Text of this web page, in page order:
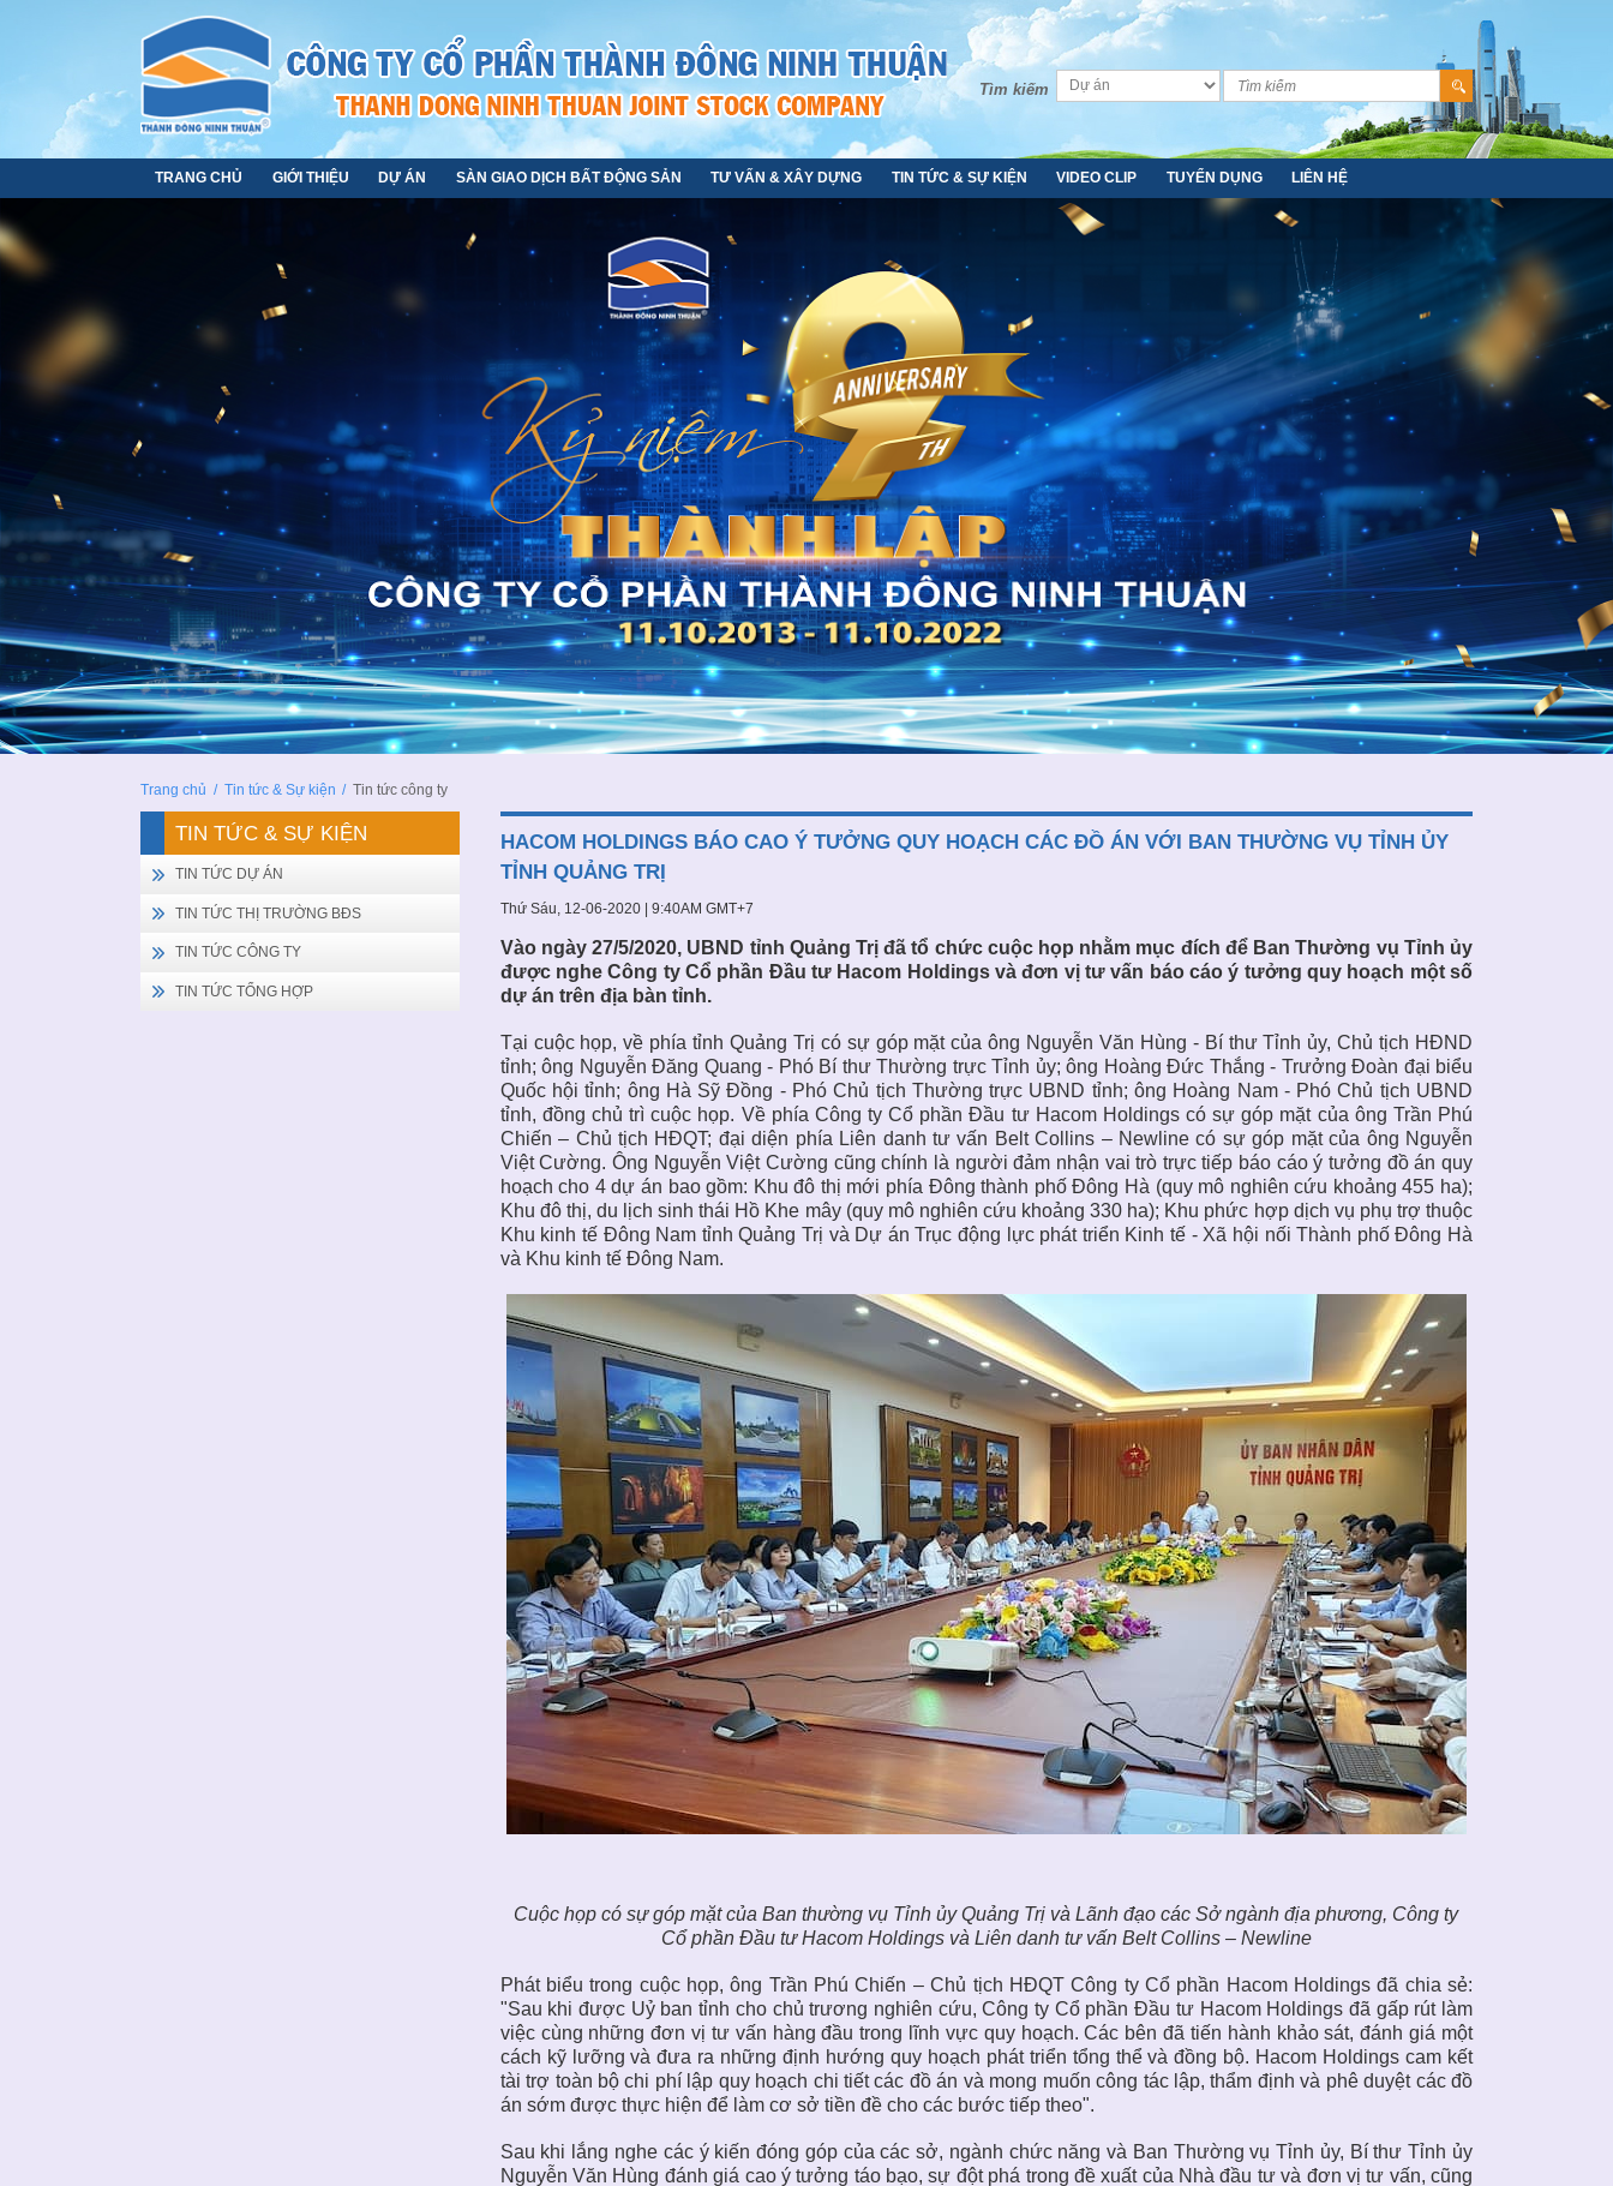
Tìm kiếm
TRANG CHỦ GIỚI THIỆU DỰ ÁN SÀN GIAO DỊCH BẤT ĐỘNG SẢN TƯ VẤN & XÂY DỰNG TIN TỨC & SỰ KIỆN VIDEO CLIP TUYỂN DỤNG LIÊN HỆ
Trang chủ / Tin tức & Sự kiện / Tin tức công ty
HACOM HOLDINGS BÁO CAO Ý TƯỞNG QUY HOẠCH CÁC ĐỒ ÁN VỚI BAN THƯỜNG VỤ TỈNH ỦY
TỈNH QUẢNG TRỊ
Thứ Sáu, 12-06-2020 | 9:40AM GMT+7
Vào ngày 27/5/2020, UBND tỉnh Quảng Trị đã tổ chức cuộc họp nhằm mục đích để Ban Thường vụ Tỉnh ủy
được nghe Công ty Cổ phần Đầu tư Hacom Holdings và đơn vị tư vấn báo cáo ý tưởng quy hoạch một số
dự án trên địa bàn tỉnh.
Tại cuộc họp, về phía tỉnh Quảng Trị có sự góp mặt của ông Nguyễn Văn Hùng - Bí thư Tỉnh ủy, Chủ tịch HĐND
tỉnh; ông Nguyễn Đăng Quang - Phó Bí thư Thường trực Tỉnh ủy; ông Hoàng Đức Thắng - Trưởng Đoàn đại biểu
Quốc hội tỉnh; ông Hà Sỹ Đồng - Phó Chủ tịch Thường trực UBND tỉnh; ông Hoàng Nam - Phó Chủ tịch UBND
tỉnh, đồng chủ trì cuộc họp. Về phía Công ty Cổ phần Đầu tư Hacom Holdings có sự góp mặt của ông Trần Phú
Chiến – Chủ tịch HĐQT; đại diện phía Liên danh tư vấn Belt Collins – Newline có sự góp mặt của ông Nguyễn
Việt Cường. Ông Nguyễn Việt Cường cũng chính là người đảm nhận vai trò trực tiếp báo cáo ý tưởng đồ án quy
hoạch cho 4 dự án bao gồm: Khu đô thị mới phía Đông thành phố Đông Hà (quy mô nghiên cứu khoảng 455 ha);
Khu đô thị, du lịch sinh thái Hồ Khe mây (quy mô nghiên cứu khoảng 330 ha); Khu phức hợp dịch vụ phụ trợ thuộc
Khu kinh tế Đông Nam tỉnh Quảng Trị và Dự án Trục động lực phát triển Kinh tế - Xã hội nối Thành phố Đông Hà
và Khu kinh tế Đông Nam.
Cuộc họp có sự góp mặt của Ban thường vụ Tỉnh ủy Quảng Trị và Lãnh đạo các Sở ngành địa phương, Công ty
Cổ phần Đầu tư Hacom Holdings và Liên danh tư vấn Belt Collins – Newline
Phát biểu trong cuộc họp, ông Trần Phú Chiến – Chủ tịch HĐQT Công ty Cổ phần Hacom Holdings đã chia sẻ:
"Sau khi được Uỷ ban tỉnh cho chủ trương nghiên cứu, Công ty Cổ phần Đầu tư Hacom Holdings đã gấp rút làm
việc cùng những đơn vị tư vấn hàng đầu trong lĩnh vực quy hoạch. Các bên đã tiến hành khảo sát, đánh giá một
cách kỹ lưỡng và đưa ra những định hướng quy hoạch phát triển tổng thể và đồng bộ. Hacom Holdings cam kết
tài trợ toàn bộ chi phí lập quy hoạch chi tiết các đồ án và mong muốn công tác lập, thẩm định và phê duyệt các đồ
án sớm được thực hiện để làm cơ sở tiền đề cho các bước tiếp theo".
Sau khi lắng nghe các ý kiến đóng góp của các sở, ngành chức năng và Ban Thường vụ Tỉnh ủy, Bí thư Tỉnh ủy
Nguyễn Văn Hùng đánh giá cao ý tưởng táo bạo, sự đột phá trong đề xuất của Nhà đầu tư và đơn vị tư vấn, cũng
TIN TỨC & SỰ KIỆN
TIN TỨC DỰ ÁN
TIN TỨC THỊ TRƯỜNG BĐS
TIN TỨC CÔNG TY
TIN TỨC TỔNG HỢP